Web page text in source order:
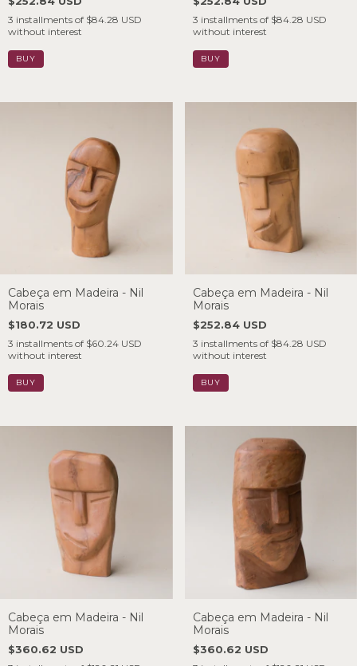
3 installments of $84.28 USD
without interest
3 installments of $84.28 USD
without interest
Cabeça em Madeira - Nil
Morais
$180.72 USD
3 installments of $60.24 USD
without interest
Cabeça em Madeira - Nil
Morais
$252.84 USD
3 installments of $84.28 USD
without interest
Cabeça em Madeira - Nil
Morais
$360.62 USD
Cabeça em Madeira - Nil
Morais
$360.62 USD